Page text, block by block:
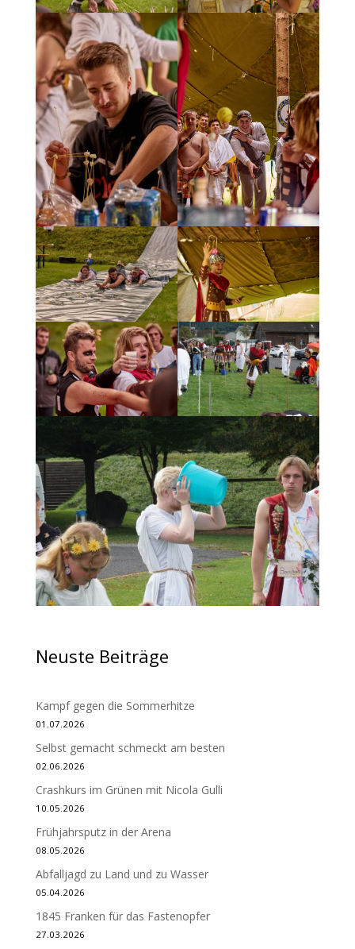
Neuste Beiträge
Kampf gegen die Sommerhitze
01.07.2026
Selbst gemacht schmeckt am besten
02.06.2026
Crashkurs im Grünen mit Nicola Gulli
10.05.2026
Frühjahrsputz in der Arena
08.05.2026
Abfalljagd zu Land und zu Wasser
05.04.2026
1845 Franken für das Fastenopfer
27.03.2026